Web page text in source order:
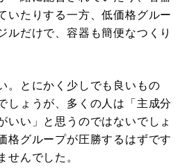
いたりする一方、低価格グルー
ルだけで、容器も簡便なつくり
。とにかく少しでも良いもの
しょうが、多くの人は「主成分
いい」と思うのではないでしょ
グループが圧勝するはずです
せんでした。